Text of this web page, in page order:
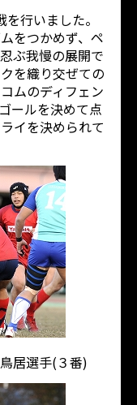
行いました。
をつかめず、ペ
ぶ我慢の展開で
を織り交ぜての
ムのディフェン
ールを決めて点
イを決められて
居選手(３番)